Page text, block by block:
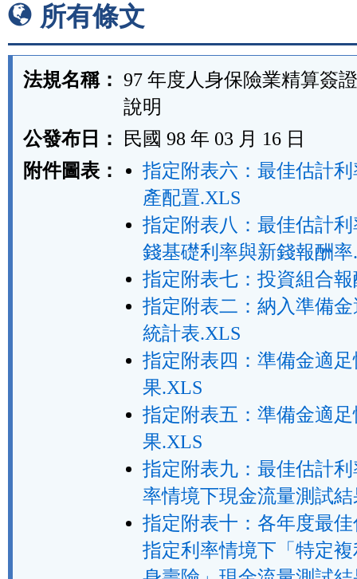
所有條文
法規名稱： 97 年度人身保險業精算簽
說明
公發布日：
民國 98 年 03 月 16 日
附件圖表：
指定附表六：最佳估計
產配置.XLS
指定附表八：最佳估計
錢基礎利率與新錢報酬率
指定附表七：投資組合
指定附表二：納入準備
統計表.XLS
指定附表四：準備金適
果.XLS
指定附表五：準備金適
果.XLS
指定附表九：最佳估計
率情境下現金流量測試
指定附表十：各年度最
指定利率情境下「特定